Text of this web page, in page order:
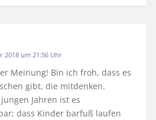
2018 um 21:56 Uhr
Meinung! Bin ich froh, dass es
gibt, die mitdenken.
Jahren ist es
dass Kinder barfuß laufen